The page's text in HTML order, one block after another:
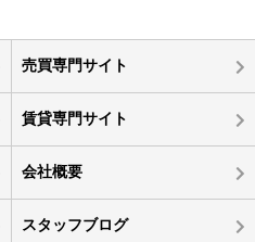
売買専門サイト
賃貸専門サイト
会社概要
スタッフブログ